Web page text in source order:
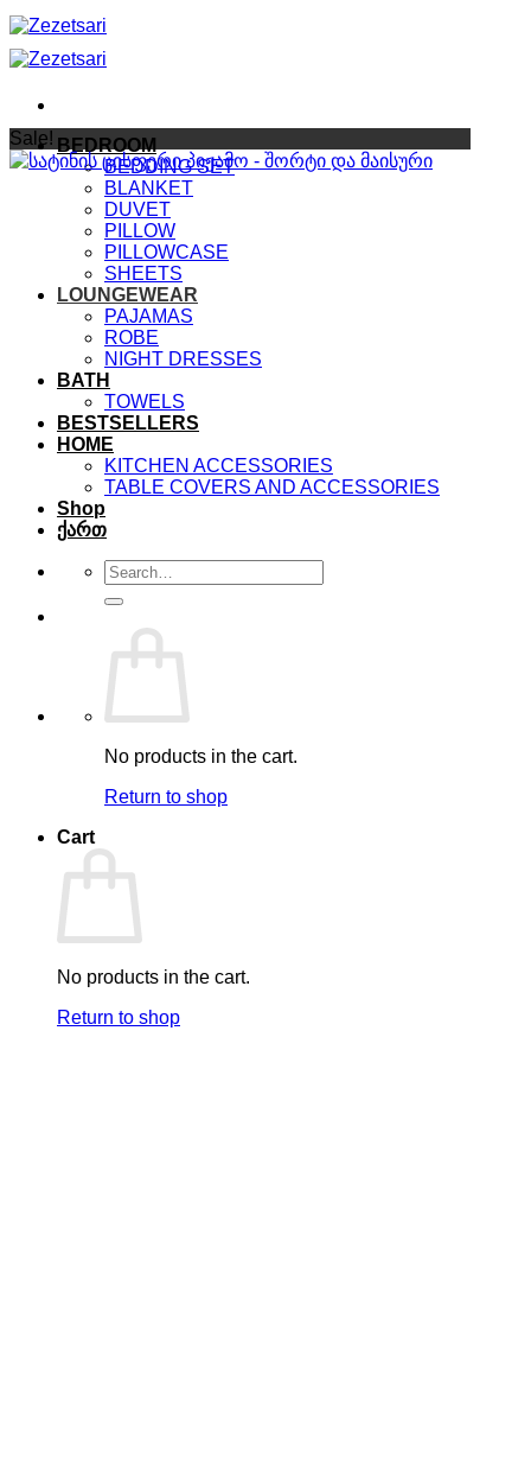
Skip
to
content
BEDROOM
BEDDING SET
BLANKET
DUVET
PILLOW
PILLOWCASE
SHEETS
LOUNGEWEAR
PAJAMAS
ROBE
NIGHT DRESSES
BATH
TOWELS
BESTSELLERS
HOME
KITCHEN ACCESSORIES
TABLE COVERS AND ACCESSORIES
Shop
ქართ
Search
for:
No products in the cart.
Return to shop
Cart
No products in the cart.
Return to shop
Sale!